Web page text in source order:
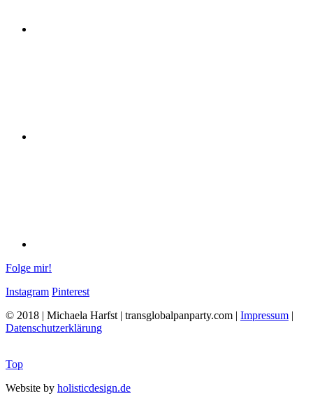
Folge mir!
Instagram Pinterest
© 2018 | Michaela Harfst | transglobalpanparty.com | Impressum |
Datenschutzerklärung
Top
Website by holisticdesign.de